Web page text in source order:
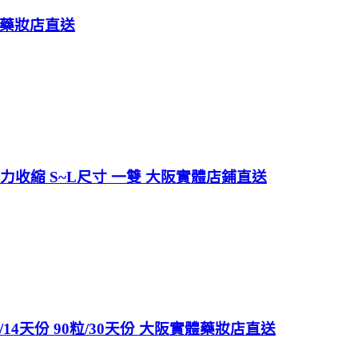
妝店直送
收縮 S~L尺寸 一雙 大阪實體店鋪直送
天份 90粒/30天份 大阪實體藥妝店直送